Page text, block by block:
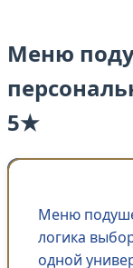
Меню
5★
Меню
логика
одной